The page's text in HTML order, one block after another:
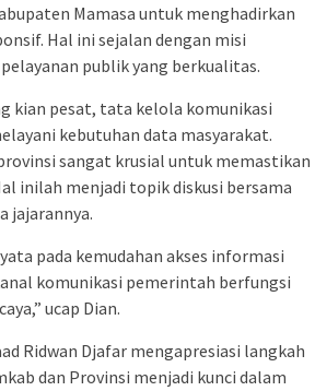
Mamasa untuk menghadirkan
Hal ini sejalan dengan misi
publik yang berkualitas.
kian pesat, tata kelola komunikasi
kebutuhan data masyarakat.
sangat krusial untuk memastikan
inilah menjadi topik diskusi bersama
jajarannya.
pada kemudahan akses informasi
komunikasi pemerintah berfungsi
ucap Dian.
Ridwan Djafar mengapresiasi langkah
dan Provinsi menjadi kunci dalam